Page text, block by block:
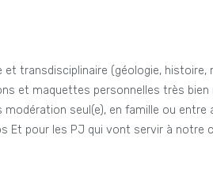
transdisciplinaire (géologie, histoire,
et maquettes personnelles très bien
seul(e), en famille ou
Et pour les PJ qui vont servir à notre